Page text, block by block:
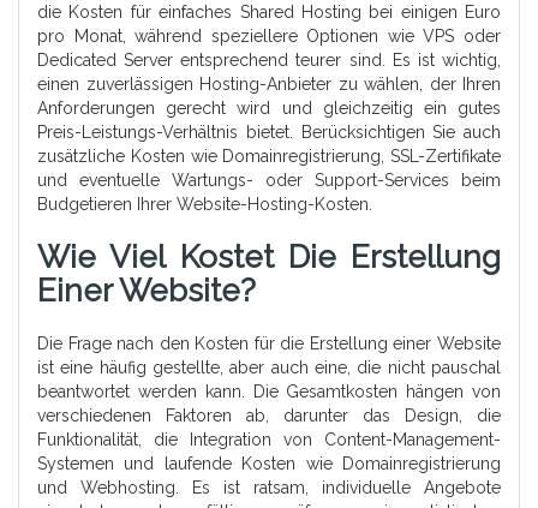
die Kosten für einfaches Shared Hosting bei einigen Euro
pro Monat, während speziellere Optionen wie VPS oder
Dedicated Server entsprechend teurer sind. Es ist wichtig,
einen zuverlässigen Hosting-Anbieter zu wählen, der Ihren
Anforderungen gerecht wird und gleichzeitig ein gutes
Preis-Leistungs-Verhältnis bietet. Berücksichtigen Sie auch
zusätzliche Kosten wie Domainregistrierung, SSL-Zertifikate
und eventuelle Wartungs- oder Support-Services beim
Budgetieren Ihrer Website-Hosting-Kosten.
Wie Viel Kostet Die Erstellung
Einer Website?
Die Frage nach den Kosten für die Erstellung einer Website
ist eine häufig gestellte, aber auch eine, die nicht pauschal
beantwortet werden kann. Die Gesamtkosten hängen von
verschiedenen Faktoren ab, darunter das Design, die
Funktionalität, die Integration von Content-Management-
Systemen und laufende Kosten wie Domainregistrierung
und Webhosting. Es ist ratsam, individuelle Angebote